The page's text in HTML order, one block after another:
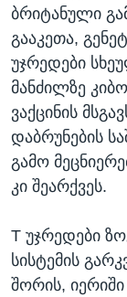
ბრიტანული
გააკეთა,
უჯრედები
მანძილზე
ვაქცინის
დაბრუნების
გამო
კი შეარქვეს.
T უჯრედები
სისტემის
შორის, იერიში